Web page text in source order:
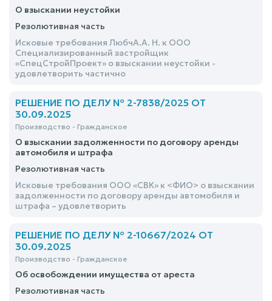
О взыскании неустойки
Резолютивная часть
Исковые требования ЛюбчА.А. Н. к ООО
Специализированный застройщик
«СпецСтройПроект» о взыскании неустойки -
удовлетворить частично
РЕШЕНИЕ ПО ДЕЛУ № 2-7838/2025 ОТ
30.09.2025
Производство - Гражданское
О взыскании задолженности по договору аренды
автомобиля и штрафа
Резолютивная часть
Исковые требования ООО «СВК» к <ФИО> о взыскании
задолженности по договору аренды автомобиля и
штрафа – удовлетворить
РЕШЕНИЕ ПО ДЕЛУ № 2-10667/2024 ОТ
30.09.2025
Производство - Гражданское
Об освобождении имущества от ареста
Резолютивная часть